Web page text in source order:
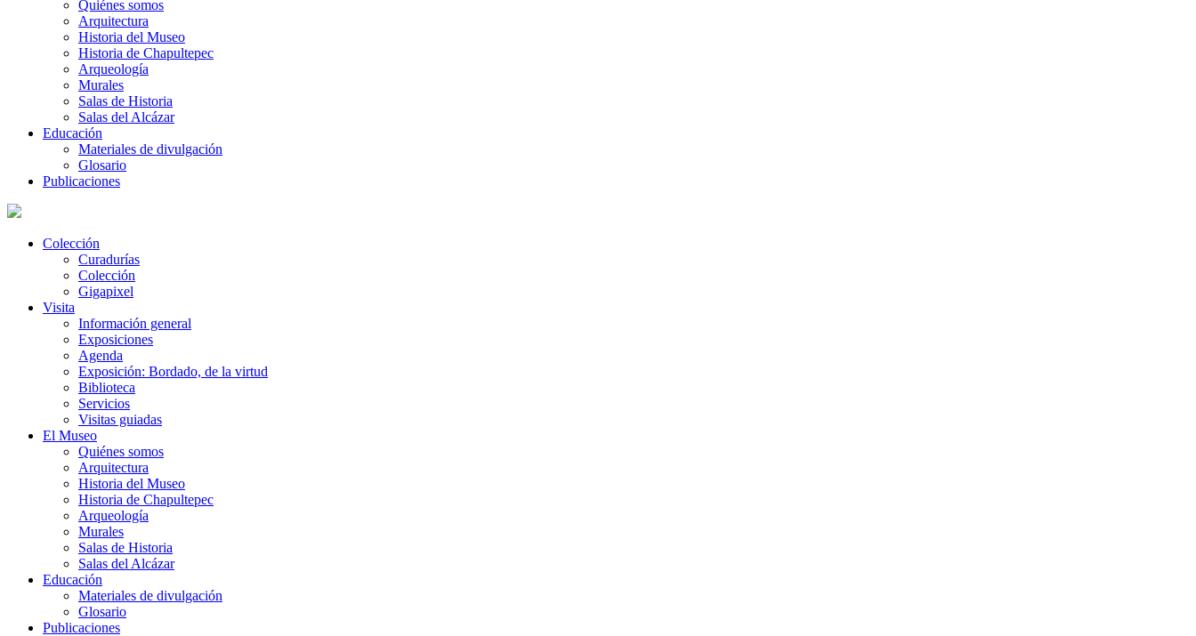
Quiénes somos
Arquitectura
Historia del Museo
Historia de Chapultepec
Arqueología
Murales
Salas de Historia
Salas del Alcázar
Educación
Materiales de divulgación
Glosario
Publicaciones
Colección
Curadurías
Colección
Gigapixel
Visita
Información general
Exposiciones
Agenda
Exposición: Bordado, de la virtud
Biblioteca
Servicios
Visitas guiadas
El Museo
Quiénes somos
Arquitectura
Historia del Museo
Historia de Chapultepec
Arqueología
Murales
Salas de Historia
Salas del Alcázar
Educación
Materiales de divulgación
Glosario
Publicaciones